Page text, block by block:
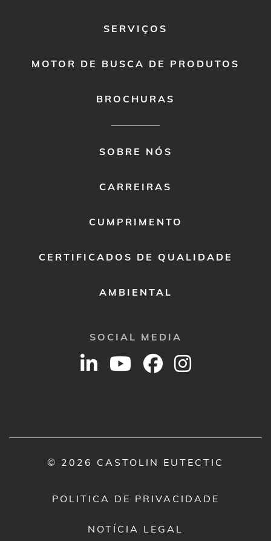
SERVIÇOS
MOTOR DE BUSCA DE PRODUTOS
BROCHURAS
SOBRE NÓS
CARREIRAS
CUMPRIMENTO
CERTIFICADOS DE QUALIDADE
AMBIENTAL
SOCIAL MEDIA
© 2026 CASTOLIN EUTECTIC
POLITICA DE PRIVACIDADE
NOTÍCIA LEGAL